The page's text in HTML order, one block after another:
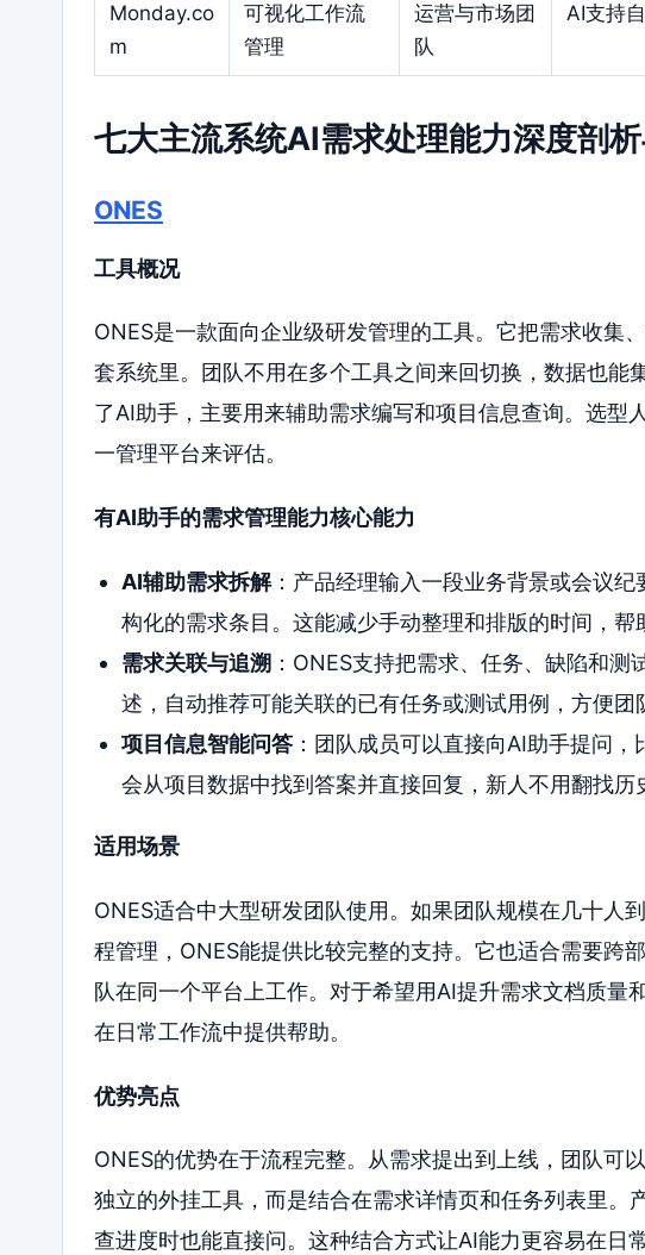
Monday.co
m
可视化工作流
管理
运营与市场团
队
AI支持
七大主流系统AI需求处理能力深度剖
ONES
工具概况
ONES是一款面向企业级研发管理的工具。它把需求收集
套系统里。团队不用在多个工具之间来回切换，数据也能
了AI助手，主要用来辅助需求编写和项目信息查询。选型
一管理平台来评估。
有AI助手的需求管理能力核心能力
AI辅助需求拆解：产品经理输入一段业务背景或会议
构化的需求条目。这能减少手动整理和排版的时间，帮
需求关联与追溯 ：ONES支持把需求、任务、缺陷和
述，自动推荐可能关联的已有任务或测试用例，方便团
项目信息智能问答：团队成员可以直接向AI助手提问
会从项目数据中找到答案并直接回复，新人不用翻找历
适用场景
ONES适合中大型研发团队使用。如果团队规模在几十人
程管理，ONES能提供比较完整的支持。它也适合需要跨
队在同一个平台上工作。对于希望用AI提升需求文档质量
在日常工作流中提供帮助。
优势亮点
ONES的优势在于流程完整。从需求提出到上线，团队可
独立的外挂工具，而是结合在需求详情页和任务列表里。
查进度时也能直接问。这种结合方式让AI能力更容易在日